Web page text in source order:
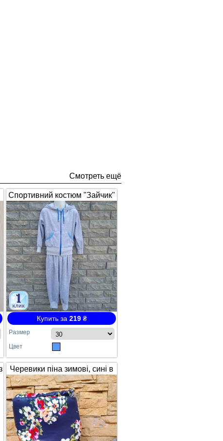
Смотреть ещё
Спортивний костюм "Зайчик"
з вушками, сірий з синім 1672
(арт.326)
Купить за 219₴
Размер
Цвет
Черевики піна зимові, сині в
квітах